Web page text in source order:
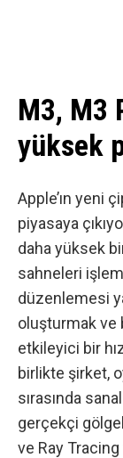
M3, M3
yüksek
Apple’ın yeni
piyasaya
daha yüksek
sahneleri
düzenlemesi
oluşturmak ve
etkileyici bir
birlikte şirket,
sırasında
gerçekçi
ve Ray